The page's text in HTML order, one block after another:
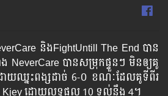
និង​FightUntill The End បាន​
ង NeverCare បាន​សម្រុក​ផ្ទួនៗ មិន​ឲ្យ​គូ
ោយ​ឈ្នះ​ពង្ស​ដាច់ 6-០ ខណៈ​ដែលគូទីពីរ
Kjey ដោយ​លទ្ធផល 10​ ទល់​នឹង​ 4។